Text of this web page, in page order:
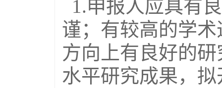
1.申报人应具有
谨；有较高的学
方向上有良好的
水平研究成果，